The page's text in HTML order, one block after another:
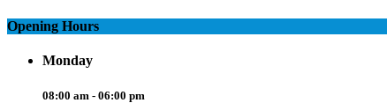
Opening Hours
Monday
08:00 am - 06:00 pm